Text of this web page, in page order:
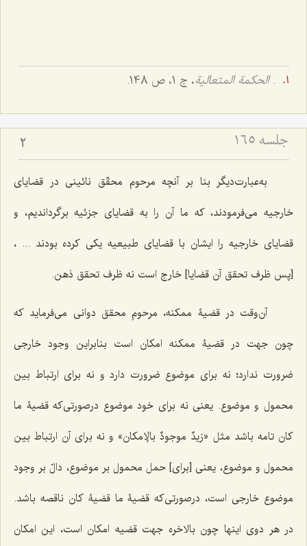
.الحكمة المتعالیة، ج ‌1، ص 148.
جلسه ۱۶۵ 2
به‌عبارت‌دیگر بنا بر آنچه مرحوم محقّق نائینى در قضایاى
خارجیه مى‌فرمودند، كه ما آن را به قضایاى جزئیه برگرداندیم، و
قضایاى خارجیه را ایشان با قضایاى طبیعیه یكى كرده بودند ... ،
[پس ظرف تحقق آن قضایا] خارج است نه ظرف تحقق‌ ذهن.
آن‌وقت در قضیۀ ممكنه‌، مرحوم محقق دوانى مى‌فرماید كه
چون جهت در قضیۀ ممكنه امكان است بنابراین وجود خارجى
ضرورت ندارد؛ نه براى موضوع ضرورت دارد و نه براى ارتباط بین
محمول و موضوع. یعنی نه براى خود موضوع درصورتى‌كه قضیۀ ما
كان تامه باشد مثل «زیدٌ موجودٌ بالإمكان» و نه براى آن ارتباط بین
محمول و موضوع، یعنى [برای] حمل محمول بر موضوع، دالّ بر وجود
موضوع خارجى است، در‌صورتى‌كه قضیۀ ما قضیۀ كان ناقصه باشد.
در هر دوى اینها چون بالاخره جهت قضیه امكان است، این امكان